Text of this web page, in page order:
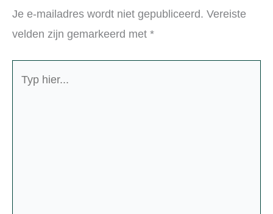
Je e-mailadres wordt niet gepubliceerd. Vereiste
velden zijn gemarkeerd met *
hier...